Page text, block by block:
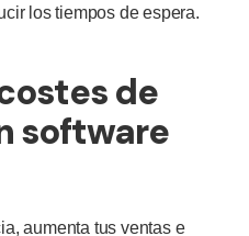
los tiempos de espera.
de
software
aumenta tus ventas e